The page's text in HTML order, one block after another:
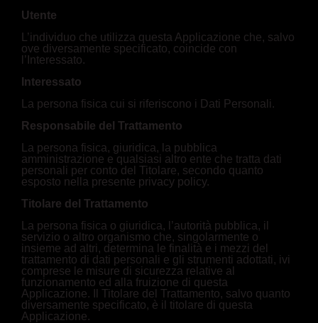
Utente
L’individuo che utilizza questa Applicazione che, salvo
ove diversamente specificato, coincide con
l’Interessato.
Interessato
La persona fisica cui si riferiscono i Dati Personali.
Responsabile del Trattamento
La persona fisica, giuridica, la pubblica
amministrazione e qualsiasi altro ente che tratta dati
personali per conto del Titolare, secondo quanto
esposto nella presente privacy policy.
Titolare del Trattamento
La persona fisica o giuridica, l’autorità pubblica, il
servizio o altro organismo che, singolarmente o
insieme ad altri, determina le finalità e i mezzi del
trattamento di dati personali e gli strumenti adottati, ivi
comprese le misure di sicurezza relative al
funzionamento ed alla fruizione di questa
Applicazione. Il Titolare del Trattamento, salvo quanto
diversamente specificato, è il titolare di questa
Applicazione.